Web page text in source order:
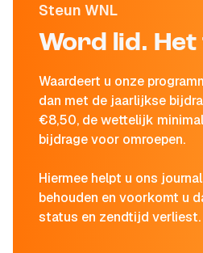
Steun WNL
Word lid. Het
Waardeert u onze
dan met de jaarlijkse
€8,50, de wettelijk
bijdrage voor omroepen.
Hiermee helpt u ons
behouden en voorkomt u
status en zendtijd verliest.